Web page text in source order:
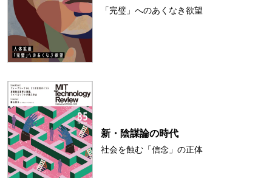
「完璧」へのあくなき欲望
新・陰謀論の時代
社会を蝕む「信念」の正体